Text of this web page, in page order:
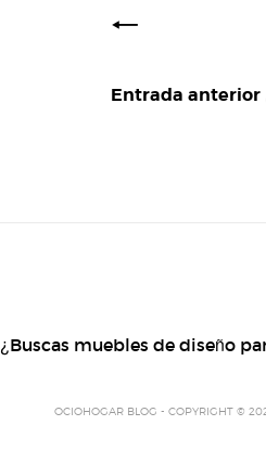
Entrada anterior
¿Buscas muebles de diseño
OCIOHOGAR BLOG - COPYRIGHT ©